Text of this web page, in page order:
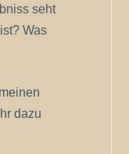
seht
Was
dazu